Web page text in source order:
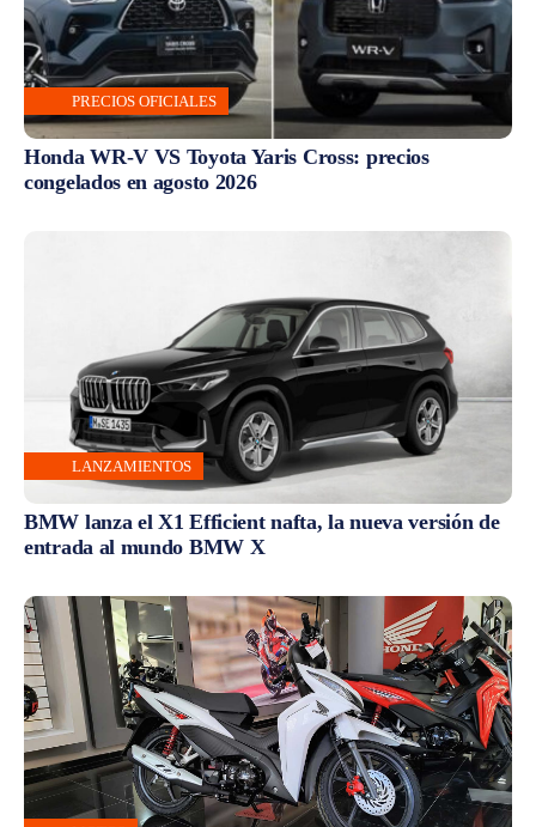
PRECIOS OFICIALES
Honda WR-V VS Toyota Yaris Cross: precios
congelados en agosto 2026
LANZAMIENTOS
BMW lanza el X1 Efficient nafta, la nueva versión de
entrada al mundo BMW X